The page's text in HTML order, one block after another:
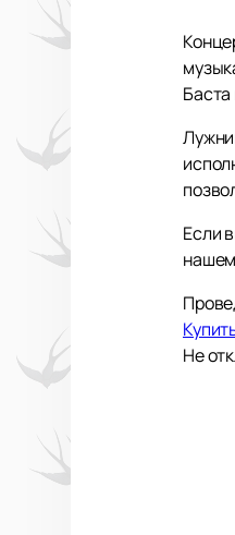
Если
Не